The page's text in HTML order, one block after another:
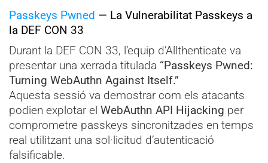
Passkeys Pwned — La Vulnerabilitat Passkeys a
la DEF CON 33
Durant la DEF CON 33, l’equip d’Allthenticate va
presentar una xerrada titulada “Passkeys Pwned:
Turning WebAuthn Against Itself.”
Aquesta sessió va demostrar com els atacants
podien explotar el WebAuthn API Hijacking per
comprometre passkeys sincronitzades en temps
real utilitzant una sol·licitud d’autenticació
falsificable.